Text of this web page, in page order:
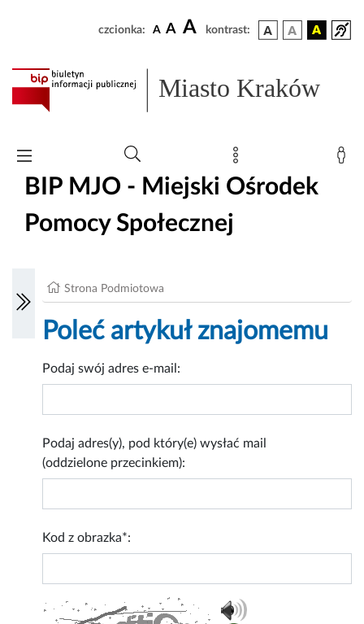
czcionka: A A A kontrast:
Miasto Kraków
BIP MJO - Miejski Ośrodek
Pomocy Społecznej
Strona Podmiotowa
Poleć artykuł znajomemu
Podaj swój adres e-mail:
Podaj adres(y), pod który(e) wysłać mail
(oddzielone przecinkiem):
Kod z obrazka*: